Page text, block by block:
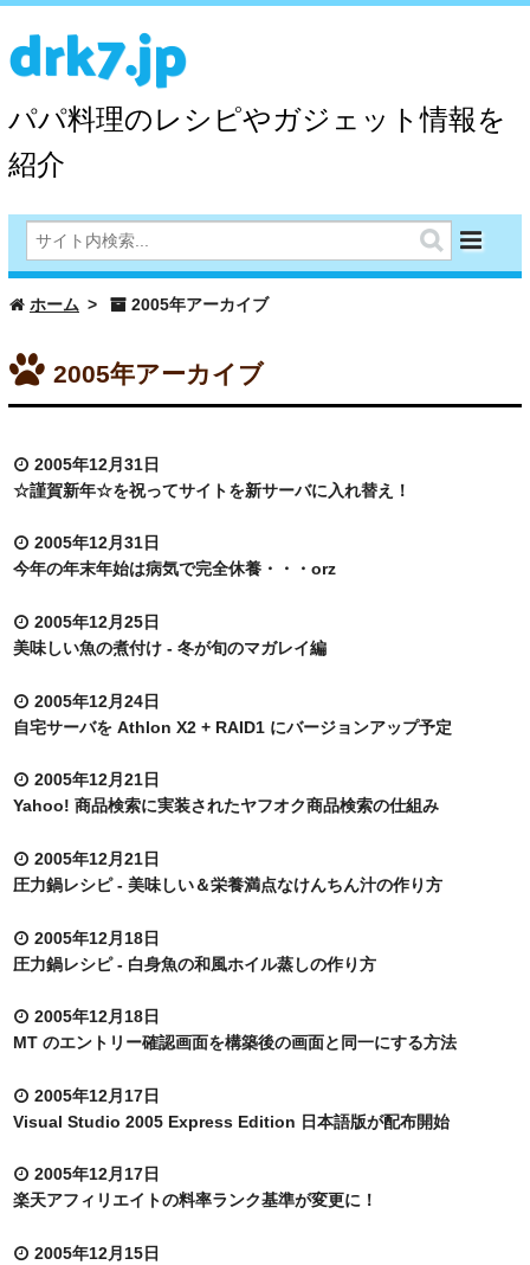
drk7.jp
パパ料理のレシピやガジェット情報を
紹介
ホーム 2005年アーカイブ
2005年アーカイブ
2005年12月31日
☆謹賀新年☆を祝ってサイトを新サーバに入れ替え！
2005年12月31日
今年の年末年始は病気で完全休養・・・orz
2005年12月25日
美味しい魚の煮付け - 冬が旬のマガレイ編
2005年12月24日
自宅サーバを Athlon X2 + RAID1 にバージョンアップ予定
2005年12月21日
Yahoo! 商品検索に実装されたヤフオク商品検索の仕組み
2005年12月21日
圧力鍋レシピ - 美味しい＆栄養満点なけんちん汁の作り方
2005年12月18日
圧力鍋レシピ - 白身魚の和風ホイル蒸しの作り方
2005年12月18日
MT のエントリー確認画面を構築後の画面と同一にする方法
2005年12月17日
Visual Studio 2005 Express Edition 日本語版が配布開始
2005年12月17日
楽天アフィリエイトの料率ランク基準が変更に！
2005年12月15日